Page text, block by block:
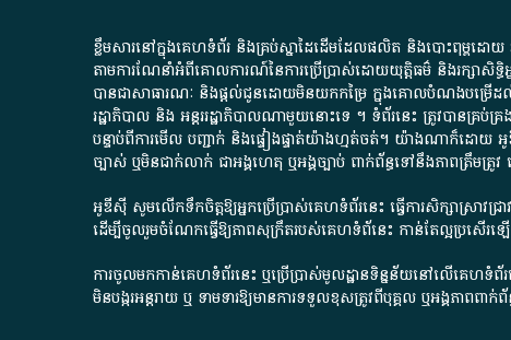
ខ្លឹមសារ​នៅ​ក្នុង​គេហទំព័រ និង​គ្រប់​ស្នា​ដៃ​ដើម​ដែល​ផលិត​ និង​បោះពុម្ព​ដោយ​
តាមការ​ណែនាំ​អំពី​គោលការណ៍​នៃ​ការ​ប្រើប្រាស់​ដោយ​យុត្តិធម៌​ និង​រក្សាសិទ្
បានជា​សាធារណៈ​ និង​ផ្តល់​ជូន​ដោយ​មិន​យក​កម្រៃ​ ក្នុង​គោលបំណង​បម្រើ​ដល់កា
រដ្ឋាភិបាល​ និង ​អន្តររដ្ឋាភិបាល​ណាមួយ​នោះ​ទេ ​។​ ទំព័រ​នេះ​ ត្រូវ​បា
បន្ទាប់​ពី​ការ​មើល​ បញ្ជាក់​ និង​ផ្ទៀងផ្ទាត់​យ៉ាង​ហ្មត់ចត់​។​ យ៉ាងណា​ក៏​ដោយ​
ច្បាស់​ ឬ​មិន​ជាក់លាក់​ ជា​អង្គហេតុ​ ឬ​អង្គច្បាប់​ ពាក់ព័ន្ធ​ទៅ​នឹង​ភាព​ត្រឹ
អូឌីស៊ី សូមលើកទឹកចិត្តឱ្យអ្នកប្រើប្រាស់គេហទំព័រនេះ ធ្វើការសិក្សាស្រាវជ្
ដើម្បីចូលរួមចំណែកធ្វើឱ្យភាពសុក្រឹតរបស់គេហទំព័នេះ កាន់តែល្អប្រសើរឡ
ការចូលមកកាន់គេហទំព័រនេះ ឬប្រើប្រាស់មូលដ្ឋានទិន្នន័យនៅលើគេហទំ
មិនបង្ករអន្តរាយ ឬ ទាមទារ​ឱ្យមានការទទួលខុស​ត្រូវពីបុគ្គល ឬអង្គភាពព